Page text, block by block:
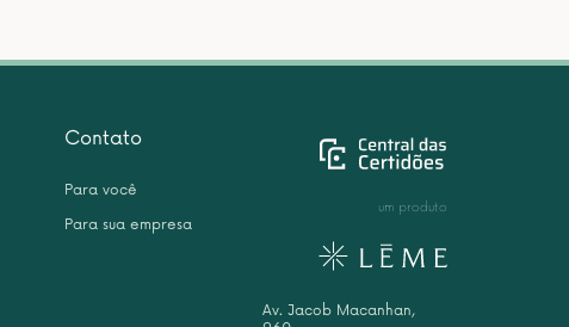
Contato
Para você
Para sua empresa
um produto
Av. Jacob Macanhan,